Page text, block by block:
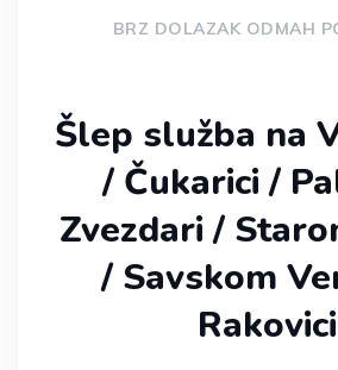
BRZ DOLAZAK ODMAH
Šlep služba na
/ Čukarici /
Zvezdari /
/ Savskom
Rakovici